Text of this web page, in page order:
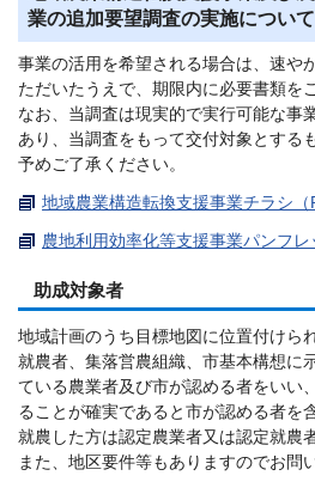
業の追加要望調査の実施について
事業の活用を希望される場合は、速や
ただいたうえで、期限内に必要書類を
なお、当調査は現実的で実行可能な事
あり、当調査をもって交付対象とする
予めご了承ください。
地域農業構造転換支援事業チラシ（
農地利用効率化等支援事業パンフレ
助成対象者
地域計画のうち目標地図に位置付けら
就農者、集落営農組織、市基本構想に
ている農業者及び市が認める者をいい
ることが確実であると市が認める者を
就農した方は認定農業者又は認定就農
また、地区要件等もありますのでお問